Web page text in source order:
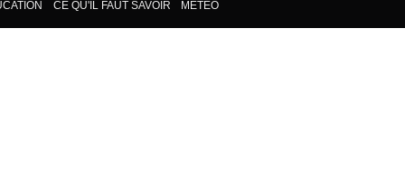
CE QU'IL FAUT SAVOIR MÉTÉO